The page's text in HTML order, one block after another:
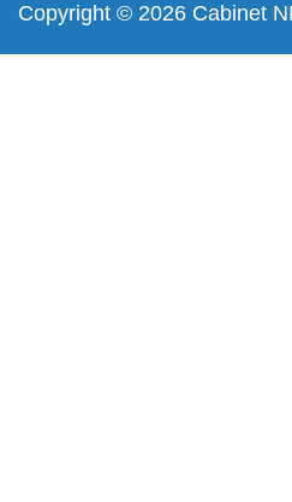
Copyright © 2026 Cabinet